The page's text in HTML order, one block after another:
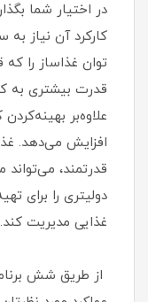
در اختیار شما
کارکرد آن نیاز
توان غذاساز را
قدرت بیشتری به‌
علاوه‌بر
قدرتمند،
دولیتری را برای
غذایی مدیریت کند.
از طریق شش